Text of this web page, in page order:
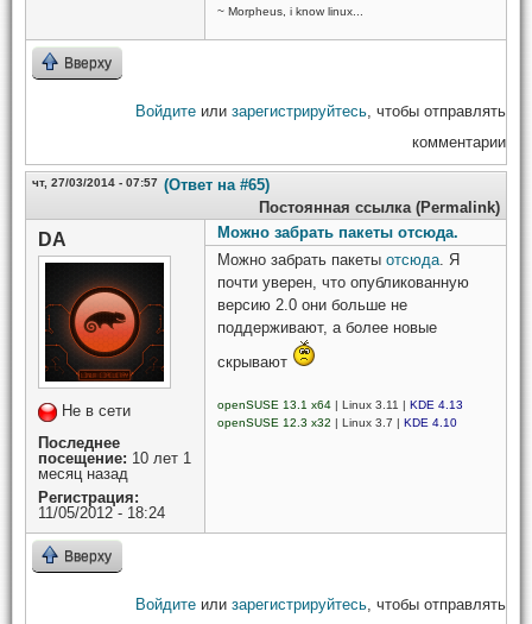
~ Morpheus, i know linux...
Вверху
Войдите или зарегистрируйтесь , чтобы отправлять
комментарии
чт, 27/03/2014 - 07:57 (Ответ на #65)
Постоянная ссылка (Permalink)
DA
Не в сети
Последнее
посещение: 10 лет 1
месяц назад
Регистрация:
11/05/2012 - 18:24
Можно забрать пакеты отсюда.
Можно забрать пакеты отсюда . Я
почти уверен, что опубликованную
версию 2.0 они больше не
поддерживают, а более новые
скрывают
openSUSE 13.1 x64 | Linux 3.11 | KDE 4.13
openSUSE 12.3 x32 | Linux 3.7 | KDE 4.10
Вверху
Войдите или зарегистрируйтесь , чтобы отправлять